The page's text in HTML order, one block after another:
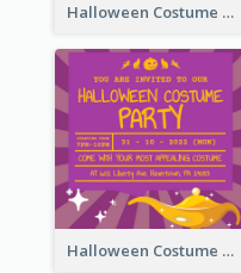
Halloween Costume Party Invitation
Halloween Costume Party Invitation